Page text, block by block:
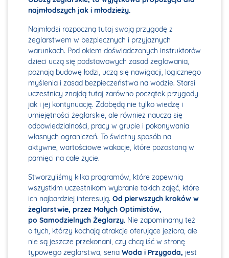
najmłodszych jak i młodzieży.
Najmłodsi rozpoczną tutaj swoją przygodę z
żeglarstwem w bezpiecznych i przyjaznych
warunkach. Pod okiem doświadczonych instruktorów
dzieci uczą się podstawowych zasad żeglowania,
poznają budowę łodzi, uczą się nawigacji, logicznego
myślenia i zasad bezpieczeństwa na wodzie. Starsi
uczestnicy znajdą tutaj zarówno początek przygody
jak i jej kontynuację. Zdobędą nie tylko wiedzę i
umiejętności żeglarskie, ale również nauczą się
odpowiedzialności, pracy w grupie i pokonywania
własnych ograniczeń. To świetny sposób na
aktywne, wartościowe wakacje, które pozostaną w
pamięci na całe życie.
Stworzyliśmy kilka programów, które zapewnią
wszystkim uczestnikom wybranie takich zajęć, które
ich najbardziej interesują. Od pierwszych kroków w
żeglarstwie, przez Małych Optimistów,
po Samodzielnych Żeglarzy. Nie zapominamy też
o tych, którzy kochają atrakcje oferujące jeziora, ale
nie są jeszcze przekonani, czy chcą iść w stronę
typowego żeglarstwa, seria Woda i Przygoda, jest